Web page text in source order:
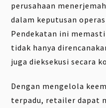
perusahaan
dalam keputusan
Pendekatan ini
tidak hanya
juga dieksekusi secara
Dengan mengelola
terpadu, retailer dapat